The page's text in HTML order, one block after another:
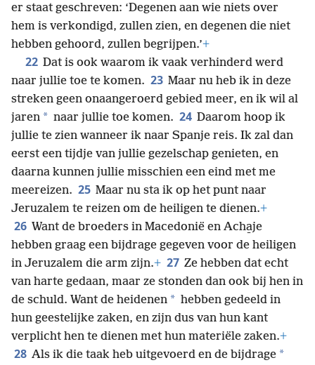
er staat geschreven: ‘Degenen aan wie niets over
hem is verkondigd, zullen zien, en degenen die niet
hebben gehoord, zullen begrijpen.’+
22 Dat is ook waarom ik vaak verhinderd werd
naar jullie toe te komen. 23 Maar nu heb ik in deze
streken geen onaangeroerd gebied meer, en ik wil al
jaren * naar jullie toe komen. 24 Daarom hoop ik
jullie te zien wanneer ik naar Spanje reis. Ik zal dan
eerst een tijdje van jullie gezelschap genieten, en
daarna kunnen jullie misschien een eind met me
meereizen. 25 Maar nu sta ik op het punt naar
Jeruzalem te reizen om de heiligen te dienen.+
26 Want de broeders in Macedonië en Acha̱je
hebben graag een bijdrage gegeven voor de heiligen
in Jeruzalem die arm zijn.+ 27 Ze hebben dat echt
van harte gedaan, maar ze stonden dan ook bij hen in
de schuld. Want de heidenen * hebben gedeeld in
hun geestelijke zaken, en zijn dus van hun kant
verplicht hen te dienen met hun materiële zaken.+
28 Als ik die taak heb uitgevoerd en de bijdrage *